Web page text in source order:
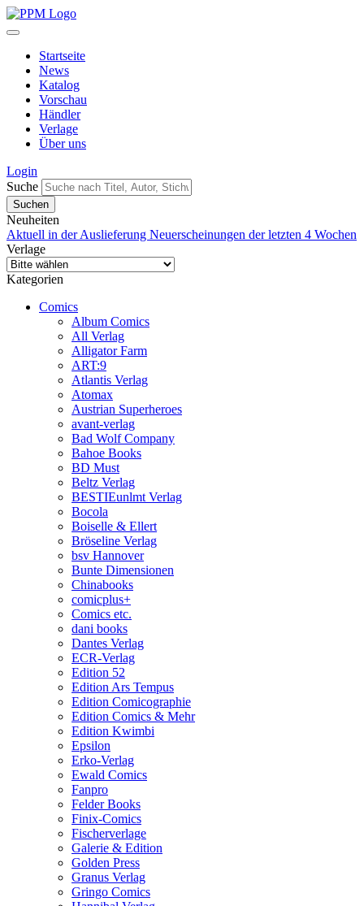
Startseite
News
Katalog
Vorschau
Händler
Verlage
Über uns
Login
Suche
Neuheiten
Aktuell in der Auslieferung Neuerscheinungen der letzten 4 Wochen
Verlage
Kategorien
Comics
Album Comics
All Verlag
Alligator Farm
ART:9
Atlantis Verlag
Atomax
Austrian Superheroes
avant-verlag
Bad Wolf Company
Bahoe Books
BD Must
Beltz Verlag
BESTIEunlmt Verlag
Bocola
Boiselle & Ellert
Bröseline Verlag
bsv Hannover
Bunte Dimensionen
Chinabooks
comicplus+
Comics etc.
dani books
Dantes Verlag
ECR-Verlag
Edition 52
Edition Ars Tempus
Edition Comicographie
Edition Comics & Mehr
Edition Kwimbi
Epsilon
Erko-Verlag
Ewald Comics
Fanpro
Felder Books
Finix-Comics
Fischerverlage
Galerie & Edition
Golden Press
Granus Verlag
Gringo Comics